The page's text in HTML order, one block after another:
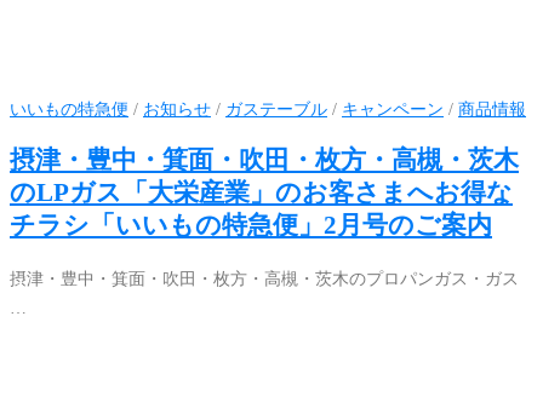
いいもの特急便 / お知らせ / ガステーブル / キャンペーン / 商品情報
摂津・豊中・箕面・吹田・枚方・高槻・茨木
のLPガス「大栄産業」のお客さまへお得な
チラシ「いいもの特急便」2月号のご案内
摂津・豊中・箕面・吹田・枚方・高槻・茨木のプロパンガス・ガス